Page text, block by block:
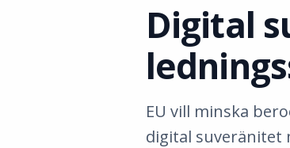
Digital
EU vill minska
digital suveränitet